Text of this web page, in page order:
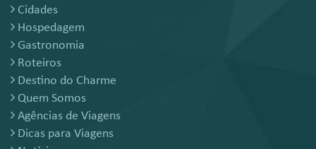
Cidades
Hospedagem
Gastronomia
Roteiros
Destino do Charme
Quem Somos
Agências de Viagens
Dicas para Viagens